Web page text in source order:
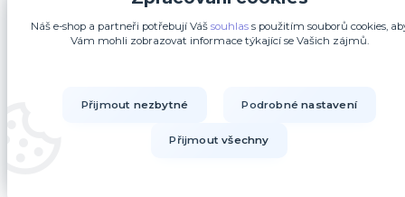
Náš e-shop a partneři potřebují Váš souhlass použitím souborů cookies,
Vám mohli zobrazovat informace týkající se Vašich zájmů.
Přijmout nezbytné Podrobné nastavení
Přijmout všechny